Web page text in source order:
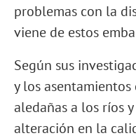
problemas con la
viene de estos
Según sus
y los
aledañas a los ríos
alteración en la